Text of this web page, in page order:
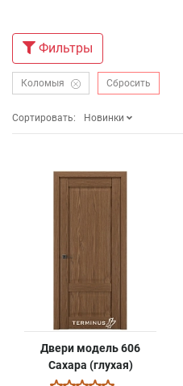
Фильтры
Коломыя Сбросить
Сортировать: Новинки
Двери модель 606
Сахара (глухая)